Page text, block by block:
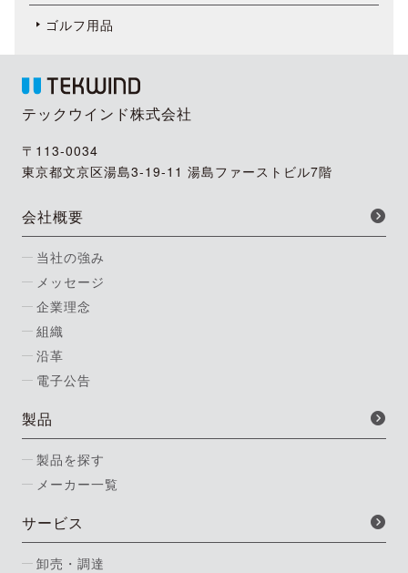
ゴルフ用品
テックウインド株式会社
〒113-0034
東京都文京区湯島3-19-11 湯島ファーストビル7階
会社概要
当社の強み
メッセージ
企業理念
組織
沿革
電子公告
製品
製品を探す
メーカー一覧
サービス
卸売・調達